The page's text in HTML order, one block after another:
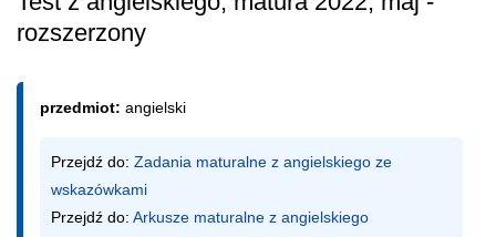
rozszerzony
przedmiot: angielski
Przejdź do: Zadania maturalne z angielskiego ze
wskazówkami
Przejdź do: Arkusze maturalne z angielskiego